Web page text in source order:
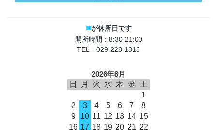
■が休所日です
開所時間：8:30-21:00
TEL：029-228-1313
2026年8月
日 月 火 水 木 金
土
1
2
3 4 5 6 7
8
9
10 11 12 13 14 15
16 17 18 19 20 21 22